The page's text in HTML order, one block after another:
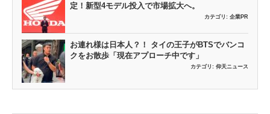
定！新型4モデル投入で市場拡大へ。
カテゴリ: 企業PR
お連れ様は日本人？！ タイの王子がBTSでバンコ
クをお散歩「現在アプローチ中です」
カテゴリ: 仰天ニュース